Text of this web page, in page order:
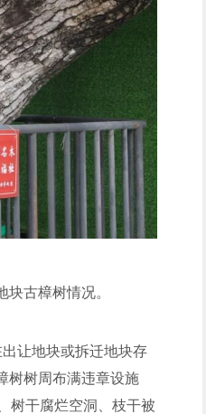
古樟树情况。
让地块或拆迁地块存
树树周布满违章设施
树干腐烂空洞、枝干被